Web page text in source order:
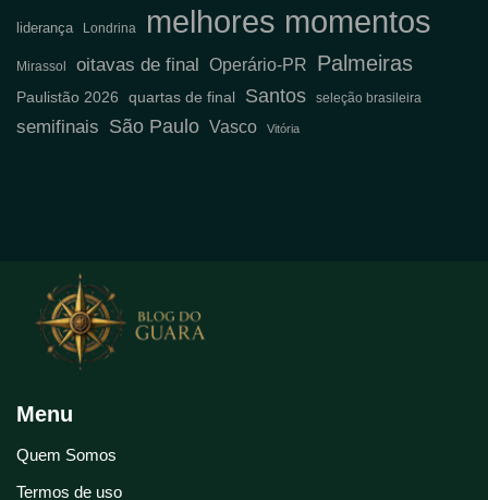
liderança Londrina melhores momentos
Mirassol oitavas de final Operário-PR Palmeiras
Paulistão 2026 quartas de final Santos seleção brasileira
semifinais São Paulo Vasco Vitória
Menu
Quem Somos
Termos de uso